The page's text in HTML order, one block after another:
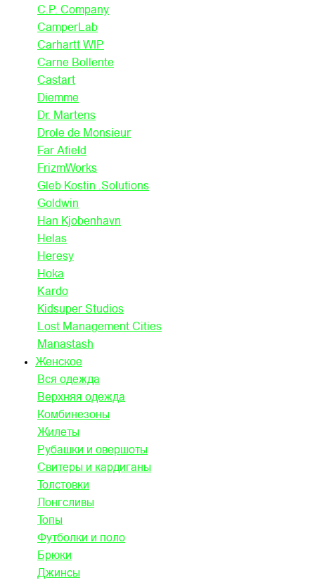
C.P. Company
CamperLab
Carhartt WIP
Carne Bollente
Castart
Diemme
Dr. Martens
Drole de Monsieur
Far Afield
FrizmWorks
Gleb Kostin .Solutions
Goldwin
Han Kjobenhavn
Helas
Heresy
Hoka
Kardo
Kidsuper Studios
Lost Management Cities
Manastash
Женское
Вся одежда
Верхняя одежда
Комбинезоны
Жилеты
Рубашки и овершоты
Свитеры и кардиганы
Толстовки
Лонгсливы
Топы
Футболки и поло
Брюки
Джинсы